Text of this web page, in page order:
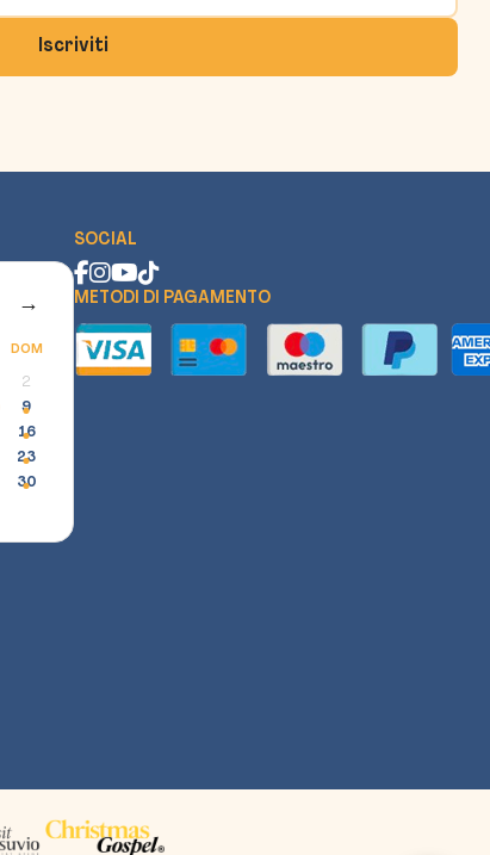
→
DOM
2
9
16
23
30
SOCIAL
METODI DI PAGAMENTO